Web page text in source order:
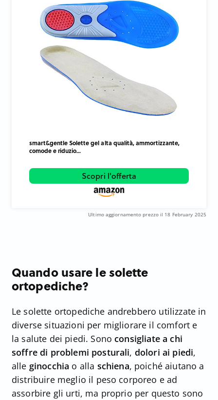
smart&gentle Solette gel alta qualità, ammortizzante,
comode e riduzio...
Scopri l'offerta
Ultimo aggiornamento prezzo il 18 February 2025
Quando usare le solette
ortopediche?
Le solette ortopediche andrebbero utilizzate in
diverse situazioni per migliorare il comfort e
la salute dei piedi. Sono consigliate a chi
soffre di problemi posturali, dolori ai piedi,
alle ginocchia o alla schiena, poiché aiutano a
distribuire meglio il peso corporeo e ad
assorbire gli urti, ma proprio per questo sono